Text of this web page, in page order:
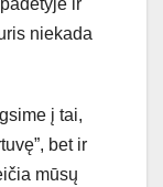
ir
niekada
į tai,
bet ir
mūsų